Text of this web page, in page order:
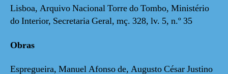
Lisboa, Arquivo Nacional Torre do Tombo, Ministério
do Interior, Secretaria Geral, mç. 328, lv. 5, n.º 35
Obras
Espregueira, Manuel Afonso de, Augusto César Justino